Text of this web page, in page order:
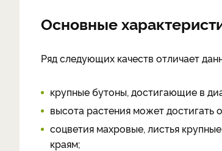
Основные
Ряд следующих качеств отличает
крупные бутоны, достигающие в
высота растения может достигать
соцветия махровые, листья
краям;